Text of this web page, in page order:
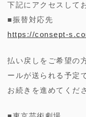
下記にアクセスして
■振替対応先
https://consept-
払い戻しをご希望の
ールが送られる予定
お続きを進めてくだ